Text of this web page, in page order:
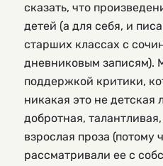
сказать, что
детей (а для себя, и
старших классах с
дневниковым записям).
поддержкой критики,
никакая это не детская
добротная,
взрослая проза
рассматривали ее с